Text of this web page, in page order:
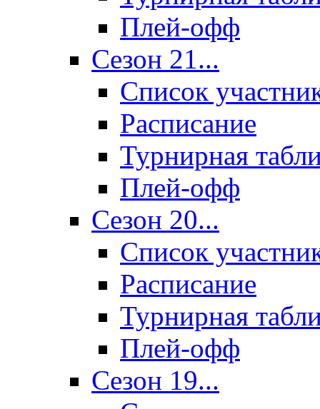
Плей-офф
Сезон 21...
Список
Расписание
Турнирная
Плей-офф
Сезон 20...
Список
Расписание
Турнирная
Плей-офф
Сезон 19...